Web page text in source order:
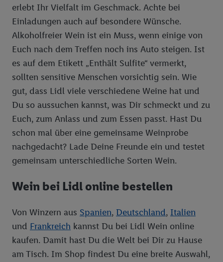
erlebt Ihr Vielfalt im Geschmack. Achte bei
Einladungen auch auf besondere Wünsche.
Alkoholfreier Wein ist ein Muss, wenn einige von
Euch nach dem Treffen noch ins Auto steigen. Ist
es auf dem Etikett „Enthält Sulfite“ vermerkt,
sollten sensitive Menschen vorsichtig sein. Wie
gut, dass Lidl viele verschiedene Weine hat und
Du so aussuchen kannst, was Dir schmeckt und zu
Euch, zum Anlass und zum Essen passt. Hast Du
schon mal über eine gemeinsame Weinprobe
nachgedacht? Lade Deine Freunde ein und testet
gemeinsam unterschiedliche Sorten Wein.
Wein bei Lidl online bestellen
Von Winzern aus Spanien, Deutschland, Italien
und Frankreich kannst Du bei Lidl Wein online
kaufen. Damit hast Du die Welt bei Dir zu Hause
am Tisch. Im Shop findest Du eine breite Auswahl,